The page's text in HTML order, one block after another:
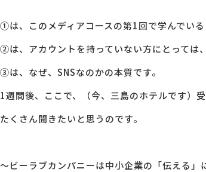
①は、このメディアコースの第1回で学んでいる
②は、アカウントを持っていない方にとっては
③は、なぜ、SNSなのかの本質です。
1週間後、ここで、（今、三島のホテルです）
たくさん聞きたいと思うのです。
～ビーラブカンパニーは中小企業の「伝える